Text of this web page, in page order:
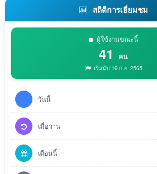
สถิติการเยี่ยมชม
ผู้ใช้งานขณะนี้
41 คน
เริ่มนับ 16 ก.ย. 2565
วันนี้
เมื่อวาน
เดือนนี้